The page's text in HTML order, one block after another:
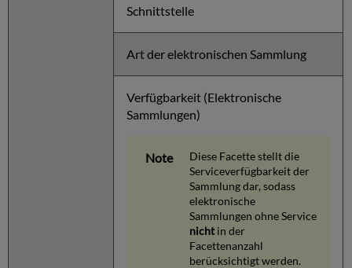
Schnittstelle
Art der elektronischen Sammlung
Verfügbarkeit (Elektronische
Sammlungen)
Diese Facette stellt die
Serviceverfügbarkeit der
Sammlung dar, sodass
elektronische
Sammlungen ohne Service
nichtin der
Facettenanzahl
berücksichtigt werden.